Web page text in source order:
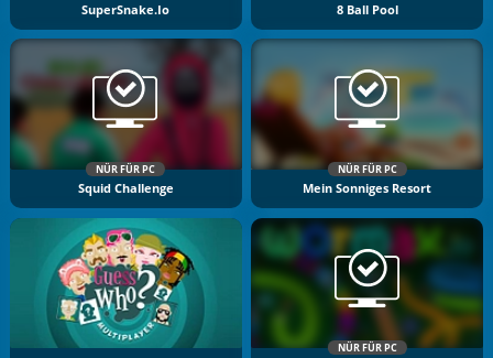
SuperSnake.io 8 Ball Pool
NÜR FÜR PC
Squid Challenge
NÜR FÜR PC
Mein Sonniges Resort
NÜR FÜR PC